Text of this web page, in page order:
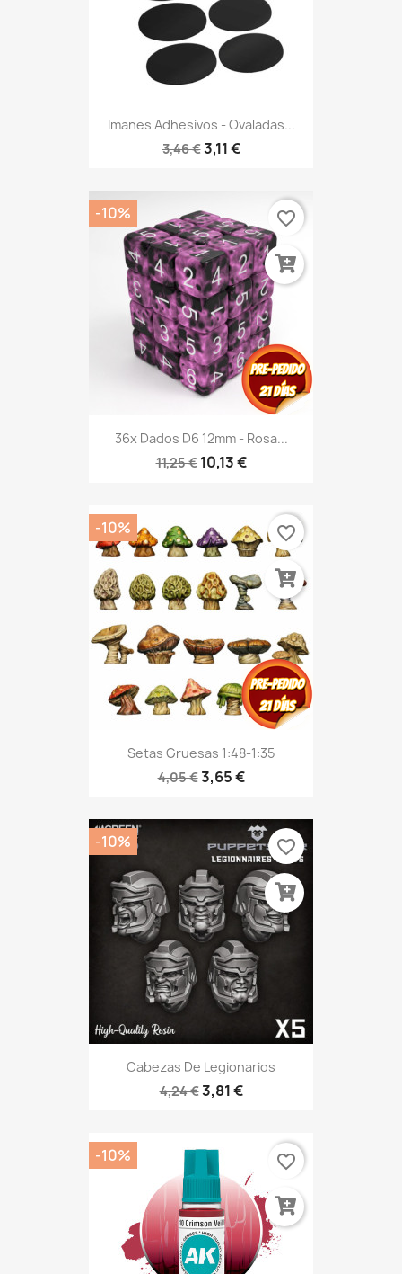
Imanes Adhesivos - Ovaladas...
3,46 €3,11 €
36x Dados D6 12mm - Rosa...
11,25 € 10,13 €
-10% favorite_border
Setas Gruesas 1:48-1:35
4,05 €3,65 €
-10% favorite_border
Cabezas De Legionarios
4,24 €3,81 €
-10% favorite_border
-10% favorite_border